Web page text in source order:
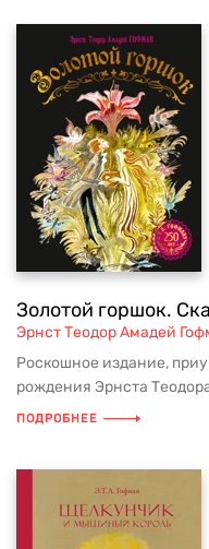
Золотой горшок.
Эрнст Теодор Амадей
Роскошное издание,
рождения Эрнста
ПОДРОБНЕЕ